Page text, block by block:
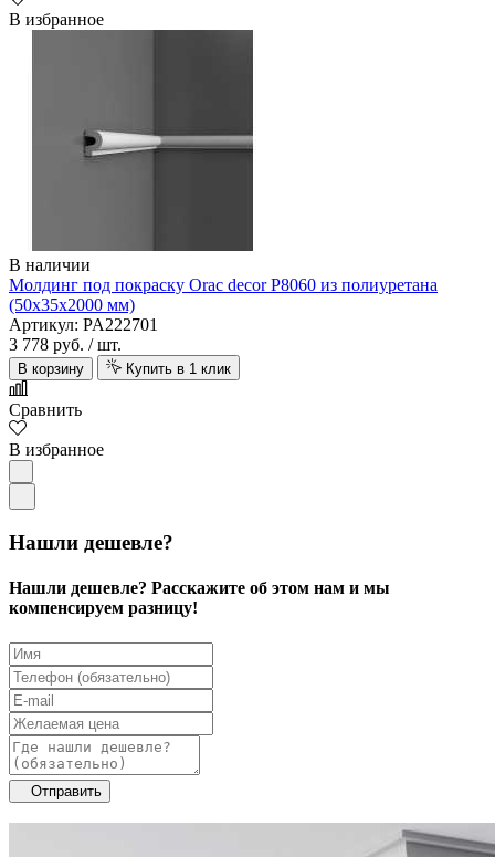
В избранное
В наличии
Молдинг под покраску Orac decor P8060 из полиуретана
(50х35х2000 мм)
Артикул: PA222701
3 778 руб. / шт.
В корзину Купить в 1 клик
Сравнить
В избранное
Нашли дешевле?
Нашли дешевле? Расскажите об этом нам и мы
компенсируем разницу!
Отправить